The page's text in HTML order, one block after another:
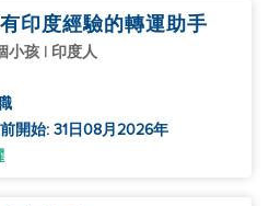
印度經驗的轉運助手
小孩 | 印度人
開始: 31日08月2026年